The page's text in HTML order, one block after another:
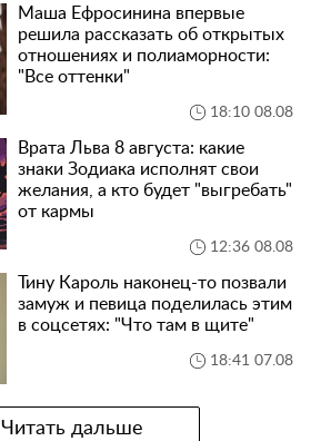
Маша Ефросинина впервые
решила рассказать об открытых
отношениях и полиаморности:
"Все оттенки"
18:10 08.08
Врата Льва 8 августа: какие
знаки Зодиака исполнят свои
желания, а кто будет "выгребать"
от кармы
12:36 08.08
Тину Кароль наконец-то позвали
замуж и певица поделилась этим
в соцсетях: "Что там в щите"
18:41 07.08
Читать дальше